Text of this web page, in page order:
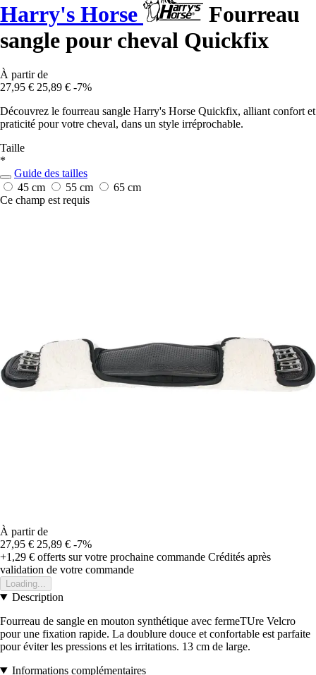
Harry's Horse
Fourreau
sangle pour cheval Quickfix
À partir de
27,95 € 25,89 € -7%
Découvrez le fourreau sangle Harry's Horse Quickfix, alliant confort et
praticité pour votre cheval, dans un style irréprochable.
Taille
*
Guide des tailles
45 cm
55 cm
65 cm
Ce champ est requis
À partir de
27,95 € 25,89 € -7%
+1,29 € offerts sur votre prochaine commande Crédités après
validation de votre commande
Loading...
Description
Fourreau de sangle en mouton synthétique avec fermeTUre Velcro
pour une fixation rapide. La doublure douce et confortable est parfaite
pour éviter les pressions et les irritations. 13 cm de large.
Informations complémentaires